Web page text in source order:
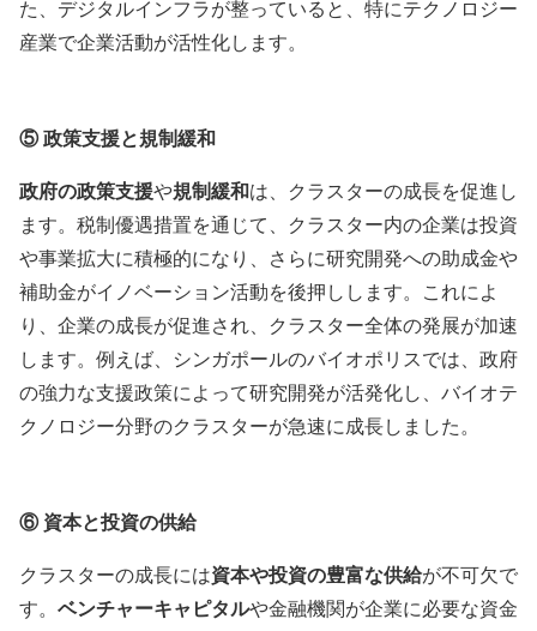
た、デジタルインフラが整っていると、特にテクノロジー
産業で企業活動が活性化します。
⑤政策支援と規制緩和
政府の政策支援や規制緩和は、クラスターの成長を促進し
ます。税制優遇措置を通じて、クラスター内の企業は投資
や事業拡大に積極的になり、さらに研究開発への助成金や
補助金がイノベーション活動を後押しします。これによ
り、企業の成長が促進され、クラスター全体の発展が加速
します。例えば、シンガポールのバイオポリスでは、政府
の強力な支援政策によって研究開発が活発化し、バイオテ
クノロジー分野のクラスターが急速に成長しました。
⑥ 資本と投資の供給
クラスターの成長には資本や投資の豊富な供給が不可欠で
す。 ベンチャーキャピタルや金融機関が企業に必要な資金